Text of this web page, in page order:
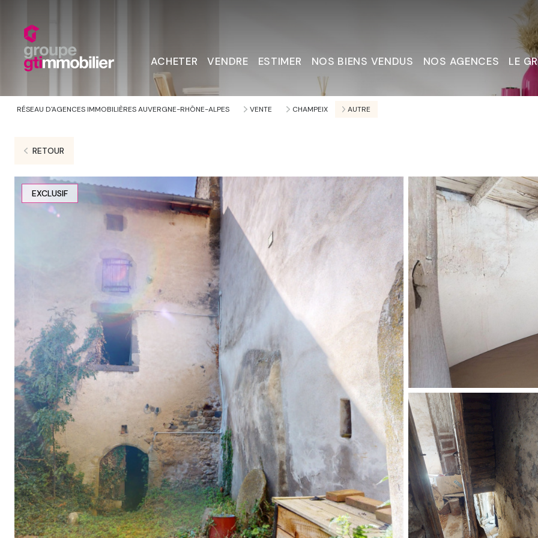
ACHETER VENDRE ESTIMER NOS BIENS VENDUS NOS AGENCES LE
Nous
RÉSEAU D'AGENCES IMMOBILIÈRES AUVERGNE-RHÔNE-ALPES VENTE CHAMPEIX AUTRE
RETOUR
EXCLUSIF